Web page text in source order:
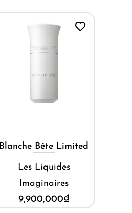
Blanche Bête Limited
Les Liquides
Imaginaires
9,900,000₫